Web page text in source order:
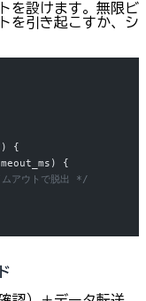
を設けます。無限ビ
を引き起こすか、シ
{
{
アウトで脱出 */